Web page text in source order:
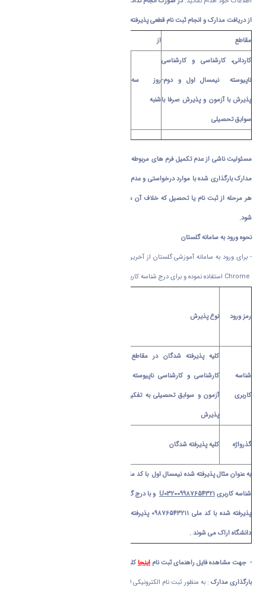
از دریافت مدارک و انجام ثبت نام قطعی پذیرفته شدگان معذور است.
مقاطع
از
کاردانی، کارشناسی و کارشناسی
ناپیوسته نیمسال اول و دوم-
پذیرش با آزمون و پذیرش صرفا با
سوابق تحصیلی
روز سه
شنبه
مسئولیت ناشی از عدم تکمیل فرم های مربوطه ، درج اطلاعات نادرست یا ناقص ، عدم انطباق
مدارک بارگذاری شده با موارد درخواستی و عدم وضوح مدارک به عهده دانشجو می باشد و در
هر مرحله از ثبت نام یا تحصیل که خلاف آن مشخص گردد برابر مقررات مربوط برخورد می
شود.
نحوه ورود به سامانه گلستان
- برای ورود به سامانه آموزشی گلستان از آخرین نسخه های
Chrome استفاده نموده و برای درج شناسه کاربری و گذرواژه به شرح ذیل اقدام نمایید :
رمز ورود نوع پذیرش
شناسه
کاربری
کلیه پذیرفته شدگان در مقاطع کاردانی ،
کارشناسی و کارشناسی ناپیوسته پذیرش با
آزمون و سوابق تحصیلی به تفکیک نیمسال
پذیرش
گذرواژه کلیه پذیرفته شدگان
به عنوان مثال پذیرفته شده نیمسال اول با کد ملی 6522681112 با شناسه کاربری
شناسه کاربریU032009987654321 و با درج گذرواژه کد ملی ده رقمی وارد سامانه گلستان
پذیرفته شده با کد ملی 09876543211 پذیرفته شده نیمسال اول با شناسه کاربری
دانشگاه اراک می شوند .
- جهت مشاهده فایل راهنمای ثبت نام اینجاکلیک نمایید .
بارگذاریمدارک : به منظور ثبت نام الکترونیکی لازم است اسکن مدارک مشروحه زیر را تهیه و